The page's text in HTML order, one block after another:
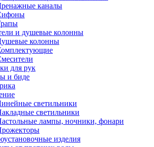
каналы
и душевые колонны
колонны
для рук
и биде
светильники
светильники
лампы, ночники, фонари
изделия